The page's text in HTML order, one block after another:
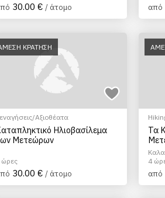
30.00 € / άτομο από
ΚΡΑΤΗΣΗ
Αξιοθέατα
Ηλιοβασίλεμα
Μετεώρων
ώρες
30.00 € / άτομο
Τα
4
από